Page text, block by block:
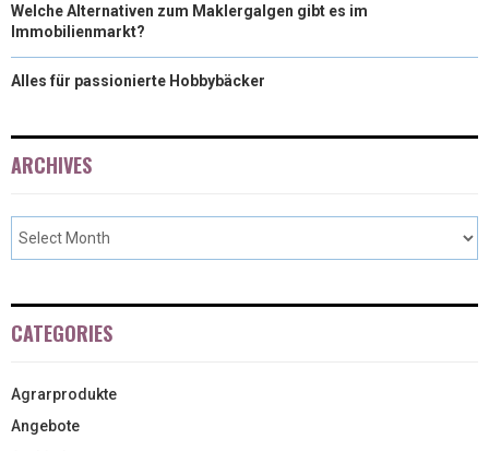
Welche Alternativen zum Maklergalgen gibt es im
Immobilienmarkt?
Alles für passionierte Hobbybäcker
ARCHIVES
CATEGORIES
Agrarprodukte
Angebote